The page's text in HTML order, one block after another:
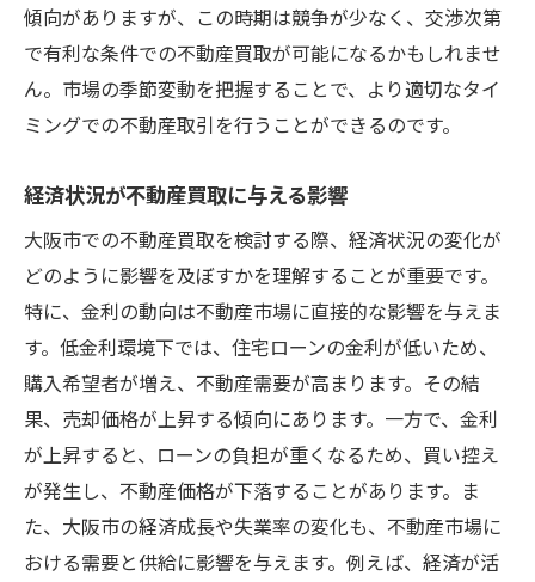
不動産買取で失敗を避けるための基本的な注意
点
初心者が陥りがちなミス
不動産買取契約時の確認事項
リスク管理とその方法
プロによるフィードバックの重要性
不動産買取での損失を防ぐための対策
地域特性を活かした不動産買取の交渉術
交渉力を高める地域情報の活用法
大阪市特有の交渉スタイルの理解
売主との信頼関係の構築法
市場価格を基にした交渉方法
効果的な価格交渉のテクニック
傾向がありますが、この時期は競争が少なく、交渉次第
で有利な条件での不動産買取が可能になるかもしれませ
ん。市場の季節変動を把握することで、より適切なタイ
ミングでの不動産取引を行うことができるのです。
経済状況が不動産買取に与える影響
大阪市での不動産買取を検討する際、経済状況の変化が
どのように影響を及ぼすかを理解することが重要です。
特に、金利の動向は不動産市場に直接的な影響を与えま
す。低金利環境下では、住宅ローンの金利が低いため、
購入希望者が増え、不動産需要が高まります。その結
果、売却価格が上昇する傾向にあります。一方で、金利
が上昇すると、ローンの負担が重くなるため、買い控え
が発生し、不動産価格が下落することがあります。ま
た、大阪市の経済成長や失業率の変化も、不動産市場に
おける需要と供給に影響を与えます。例えば、経済が活